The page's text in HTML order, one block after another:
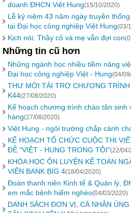
doanh ĐHCN Việt Hung(15/10/2020)
Lễ kỷ niệm 43 năm ngày truyền
tại Đại học công nghiệp Việt Hung(03/
Kịch nói: Thầy cô và mẹ vẫn đợi con
Những tin cũ hơn
Những ngành học nhiều tiềm năng
Đại học công nghiệp Việt - Hung(04/
THƯ MỜI TÀI TRỢ CHƯƠNG TRÌNH
K44(27/08/2020)
Kế hoạch chương trình chào tân sinh
hàng(27/08/2020)
Việt Hung - ngôi trường chắp cánh
KẾ HOẠCH TỔ CHỨC CUỘC THI
ĐỀ "VIỆT - HUNG TRONG TÔI"(22/
KHÓA HỌC ÔN LUYỆN KẾ TOÁN
VIÊN BANK BIG 4(18/04/2020)
Đoàn thanh niên Kinh tế & Quản lý,
em mắc bệnh hiểm nghèo(04/03/2020)
DANH SÁCH ĐƠN VỊ, CÁ NHÂN